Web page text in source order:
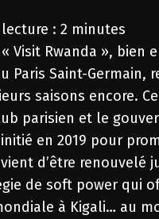
: 2 minutes
Visit Rwanda », bien
Paris Saint-Germain,
saisons encore.
parisien et le
en 2019 pour
d’être renouvelé
de soft power qui
à Kigali… au